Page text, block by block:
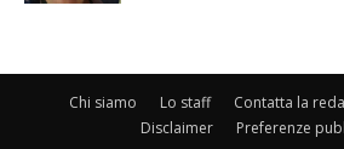
Chi siamo Lo staff Contatta la
Disclaimer
Preferenze